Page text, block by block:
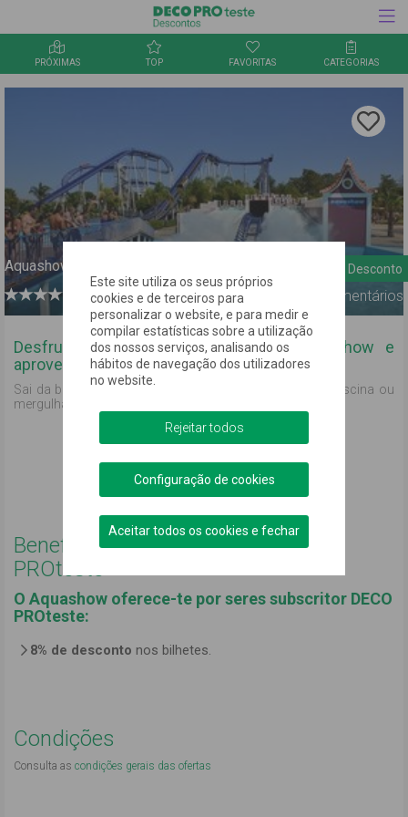
PRÓXIMAS TOP FAVORITAS CATEGORIAS
Inquérito
Clica
para
nos
Aquashow Desconto
Comentários
Desfruta de um dia em cheio no Aquashow e
aproveita 8% de desconto!
Sai da boca de uma cobra gigante diretamente numa piscina ou
mergulha na maior piscina de ondas em Portugal!
Comprar online
Podemos ajudar?
Benefícios exclusivos para DECO
PROteste
O Aquashow oferece-te por seres subscritor DECO
PROteste:
8% de desconto nos bilhetes.
Condições
Consulta as condições gerais das ofertas
Este site utiliza os seus próprios
cookies e de terceiros para
personalizar o website, e para medir e
compilar estatísticas sobre a utilização
dos nossos serviços, analisando os
hábitos de navegação dos utilizadores
no website.
Configuração de cookies
Rejeitar todos
Aceitar todos os cookies e fechar